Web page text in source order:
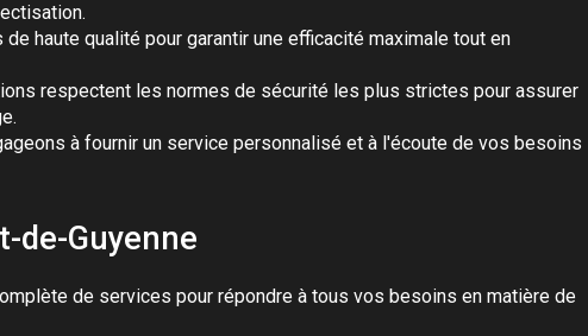
haute qualité pour garantir une efficacité maximale tout en
respectent les normes de sécurité les plus strictes pour assurer
à fournir un service personnalisé et à l'écoute de vos besoins
de-Guyenne
de services pour répondre à tous vos besoins en matière de